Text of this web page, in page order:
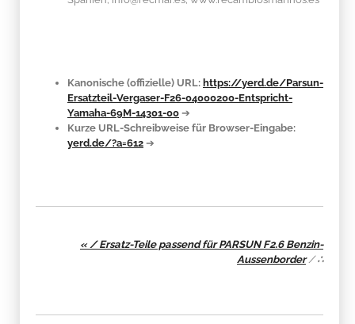
Kanonische (offizielle) URL: https://yerd.de/Parsun-
Ersatzteil-Vergaser-F26-04000200-Entspricht-
Yamaha-69M-14301-00 ➔
Kurze URL-Schreibweise für Browser-Eingabe:
yerd.de/?a=612 ➔
« / Ersatz-Teile passend für PARSUN F2.6 Benzin-
Aussenborder/∴